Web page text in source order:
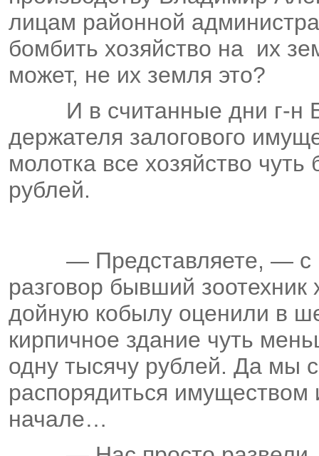
лицам районной
бомбить хозяйство на их
может, не их земля это?
И в считанные дни г-н
держателя залогового
молотка все хозяйство
рублей.
— Представляете, — с
разговор бывший
дойную кобылу оценили в
кирпичное здание чуть
одну тысячу рублей. Да мы
распорядиться имуществом
начале…